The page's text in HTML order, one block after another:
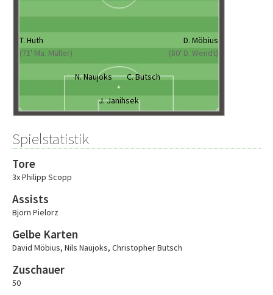
T. Huth
(71' Ma. Müller)
D. Möbius
(80' D. Wendt)
N. Naujoks C. Butsch
J. Janihsek
Spielstatistik
Tore
3x Philipp Scopp
Assists
Bjorn Pielorz
Gelbe Karten
David Möbius, Nils Naujoks, Christopher Butsch
Zuschauer
50